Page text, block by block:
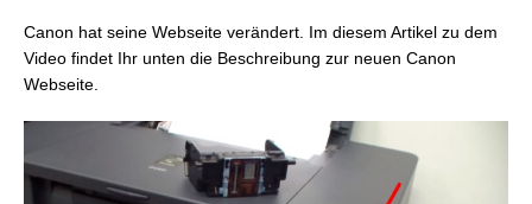
Canon hat seine Webseite verändert. Im diesem Artikel zu dem
Video findet Ihr unten die Beschreibung zur neuen Canon
Webseite.